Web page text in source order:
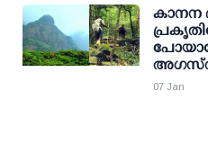
കാനന
07 Jan